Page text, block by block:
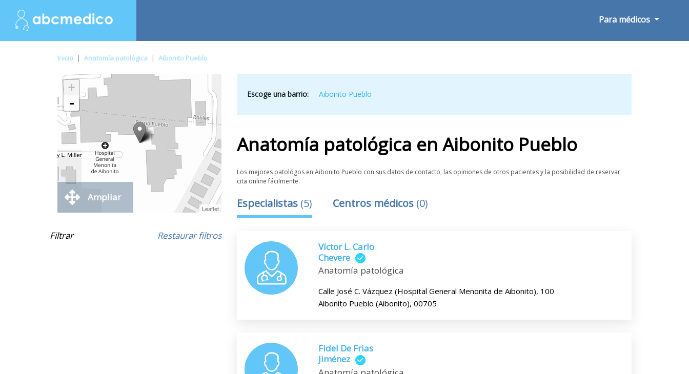
Para médicos
Inicio | Anatomía patológica | Aibonito Pueblo
+
-
Leaflet
Ampliar
Filtrar Restaurar filtros
Escoge una barrio: Aibonito Pueblo
Anatomía patológica enAibonito Pueblo
Los mejores patológos en Aibonito Pueblo con sus datos de contacto, las opiniones de otros pacientes y la posibilidad de reservar
cita online fácilmente.
Especialistas (5) Centros médicos (0)
Víctor L. Carlo
Chevere
Anatomía patológica
Calle José C. Vázquez (Hospital General Menonita de Aibonito), 100
Aibonito Pueblo (Aibonito), 00705
Fidel De Frias
Jiménez